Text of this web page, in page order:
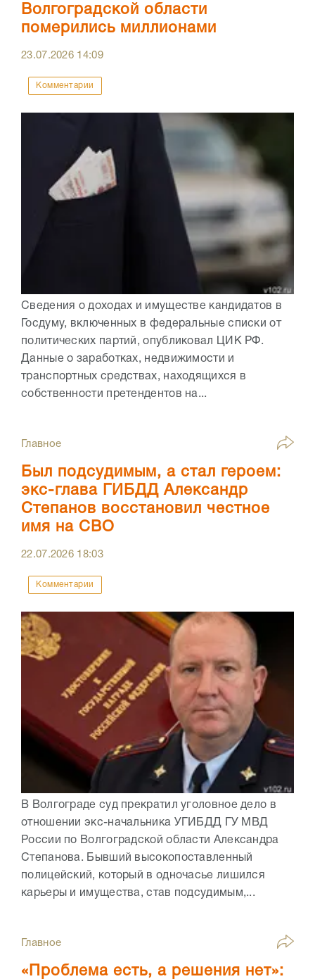
Волгоградской области
померились миллионами
23.07.2026 14:09
Комментарии
Сведения о доходах и имуществе кандидатов в
Госдуму, включенных в федеральные списки от
политических партий, опубликовал ЦИК РФ.
Данные о заработках, недвижимости и
транспортных средствах, находящихся в
собственности претендентов на...
Главное
Был подсудимым, а стал героем:
экс-глава ГИБДД Александр
Степанов восстановил честное
имя на СВО
22.07.2026 18:03
Комментарии
В Волгограде суд прекратил уголовное дело в
отношении экс-начальника УГИБДД ГУ МВД
России по Волгоградской области Александра
Степанова. Бывший высокопоставленный
полицейский, который в одночасье лишился
карьеры и имущества, став подсудимым,...
Главное
«Проблема есть, а решения нет»: